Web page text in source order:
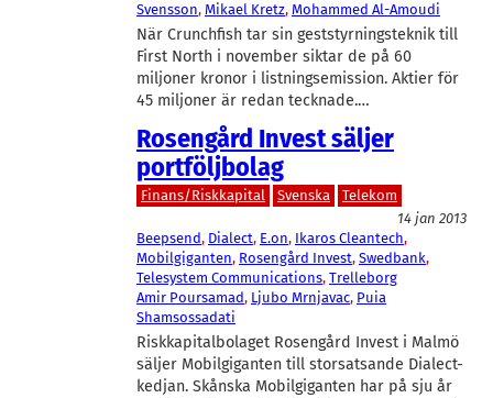
Svensson, Mikael Kretz, Mohammed Al-Amoudi
När Crunchfish tar sin geststyrningsteknik till
First North i november siktar de på 60
miljoner kronor i listningsemission. Aktier för
45 miljoner är redan tecknade.…
Rosengård Invest säljer
portföljbolag
Finans/Riskkapital Svenska
Telekom
14 jan 2013
Beepsend, Dialect, E.on, Ikaros Cleantech
Mobilgiganten, Rosengård Invest, Swedbank
Telesystem Communications, Trelleborg
Amir Poursamad, Ljubo Mrnjavac, Puia
Shamsossadati
Riskkapitalbolaget Rosengård Invest i Malmö
säljer Mobilgiganten till storsatsande Dialect-
kedjan. Skånska Mobilgiganten har på sju år